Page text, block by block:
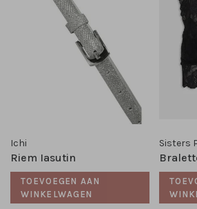
Ichi
Riem Iasutin
TOEVOEGEN AAN
WINKELWAGEN
Sisters